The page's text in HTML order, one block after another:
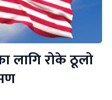
लागि रोके ठूलो